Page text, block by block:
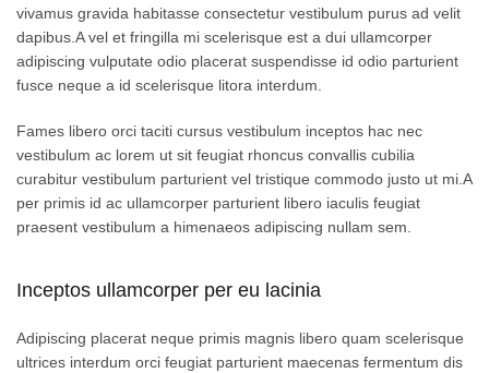
vivamus gravida habitasse consectetur vestibulum purus ad velit
dapibus.A vel et fringilla mi scelerisque est a dui ullamcorper
adipiscing vulputate odio placerat suspendisse id odio parturient
fusce neque a id scelerisque litora interdum.
Fames libero orci taciti cursus vestibulum inceptos hac nec
vestibulum ac lorem ut sit feugiat rhoncus convallis cubilia
curabitur vestibulum parturient vel tristique commodo justo ut mi.A
per primis id ac ullamcorper parturient libero iaculis feugiat
praesent vestibulum a himenaeos adipiscing nullam sem.
Inceptos ullamcorper per eu lacinia
Adipiscing placerat neque primis magnis libero quam scelerisque
ultrices interdum orci feugiat parturient maecenas fermentum dis